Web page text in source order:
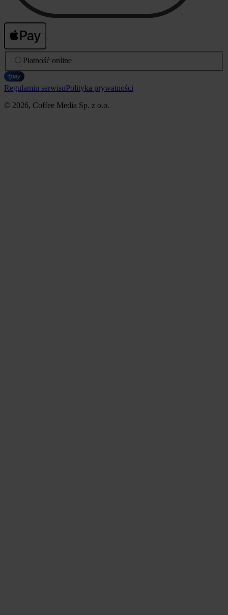
Płatność online
Regulamin serwisuPolityka prywatności
© 2026, Coffee Media Sp. z o.o.